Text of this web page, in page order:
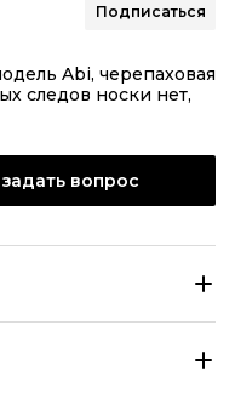
Подписаться
Abi, черепаховая
следов носки нет,
вопрос